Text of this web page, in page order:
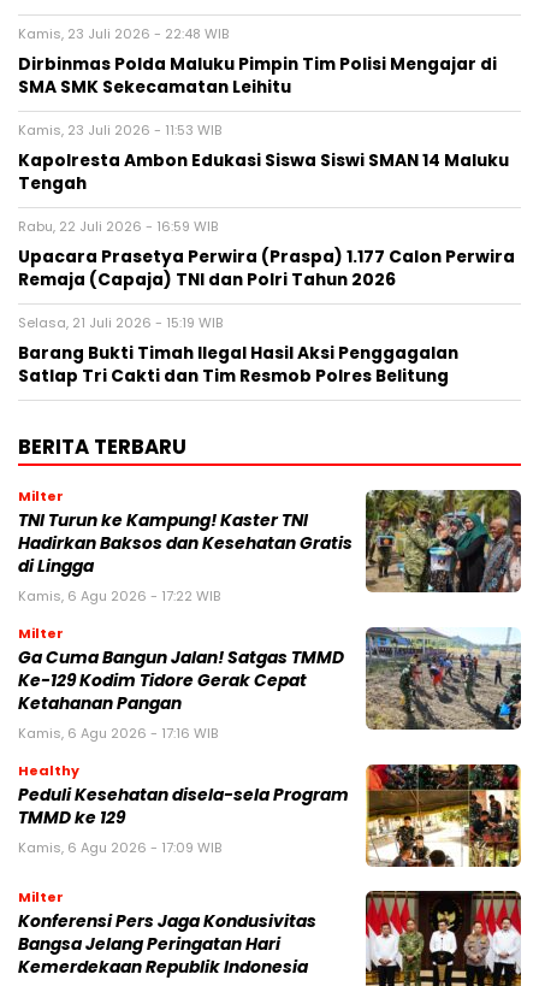
Kamis, 23 Juli 2026 - 22:48 WIB
Dirbinmas Polda Maluku Pimpin Tim Polisi Mengajar di
SMA SMK Sekecamatan Leihitu
Kamis, 23 Juli 2026 - 11:53 WIB
Kapolresta Ambon Edukasi Siswa Siswi SMAN 14 Maluku
Tengah
Rabu, 22 Juli 2026 - 16:59 WIB
Upacara Prasetya Perwira (Praspa) 1.177 Calon Perwira
Remaja (Capaja) TNI dan Polri Tahun 2026
Selasa, 21 Juli 2026 - 15:19 WIB
Barang Bukti Timah Ilegal Hasil Aksi Penggagalan
Satlap Tri Cakti dan Tim Resmob Polres Belitung
BERITA TERBARU
Milter
TNI Turun ke Kampung! Kaster TNI
Hadirkan Baksos dan Kesehatan Gratis
di Lingga
Kamis, 6 Agu 2026 - 17:22 WIB
Milter
Ga Cuma Bangun Jalan! Satgas TMMD
Ke-129 Kodim Tidore Gerak Cepat
Ketahanan Pangan
Kamis, 6 Agu 2026 - 17:16 WIB
Healthy
Peduli Kesehatan disela-sela Program
TMMD ke 129
Kamis, 6 Agu 2026 - 17:09 WIB
Milter
Konferensi Pers Jaga Kondusivitas
Bangsa Jelang Peringatan Hari
Kemerdekaan Republik Indonesia